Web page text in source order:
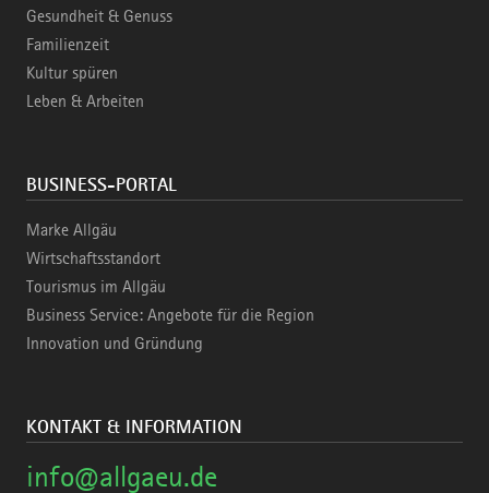
Gesundheit & Genuss
Familienzeit
Kultur spüren
Leben & Arbeiten
BUSINESS-PORTAL
Marke Allgäu
Wirtschaftsstandort
Tourismus im Allgäu
Business Service: Angebote für die Region
Innovation und Gründung
KONTAKT & INFORMATION
info@allgaeu.de